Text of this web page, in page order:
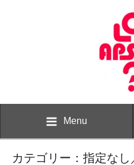
Menu
カテゴリー：指定なし